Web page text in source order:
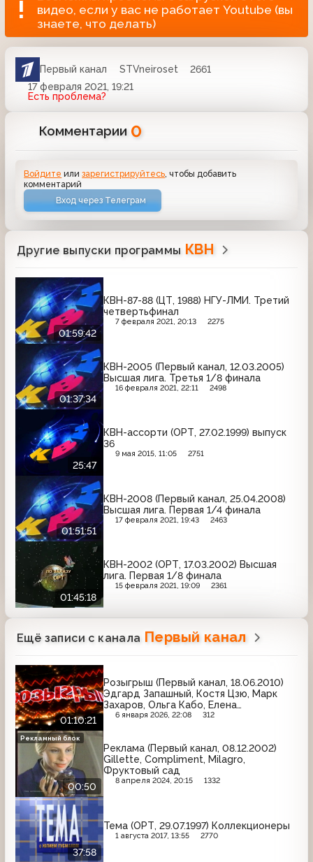
видео, если у вас не работает Youtube (вы
знаете, что делать)
Первый канал STVneiroset
2661
17 февраля 2021, 19:21
Есть проблема?
Комментарии 0
Войдите илизарегистрируйтесь , чтобы добавить
комментарий
Вход через Телеграм
Другие выпуски программы КВН
01:59:42
КВН-87-88 (ЦТ, 1988) НГУ-ЛМИ. Третий
четвертьфинал
7 февраля 2021, 20:13 2275
01:37:34
КВН-2005 (Первый канал, 12.03.2005)
Высшая лига. Третья 1/8 финала
16 февраля 2021, 22:11 2498
25:47
КВН-ассорти (ОРТ, 27.02.1999) выпуск
36
9 мая 2015, 11:05 2751
01:51:51
КВН-2008 (Первый канал, 25.04.2008)
Высшая лига. Первая 1/4 финала
17 февраля 2021, 19:43 2463
01:45:18
КВН-2002 (ОРТ, 17.03.2002) Высшая
лига. Первая 1/8 финала
15 февраля 2021, 19:09 2361
Ещё записи с канала Первый канал
01:10:21
Розыгрыш (Первый канал, 18.06.2010)
Эдгард Запашный, Костя Цзю, Марк
Захаров, Ольга Кабо, Елена
Дробышева, Владимир Долинский
6 января 2026, 22:08 312
00:50
Реклама (Первый канал, 08.12.2002)
Gillette, Compliment, Milagro,
Фруктовый сад
8 апреля 2024, 20:15 1332
Рекламный блок
37:58
Тема (ОРТ, 29.07.1997) Коллекционеры
1 августа 2017, 13:55 2770